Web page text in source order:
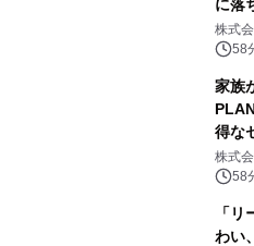
に落
株式
58
家族
得な
株式
58
「
わい